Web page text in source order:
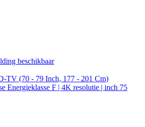
beschikbaar
TV (70 - 79 Inch, 177 - 201 Cm)
Energieklasse F | 4K resolutie | inch 75